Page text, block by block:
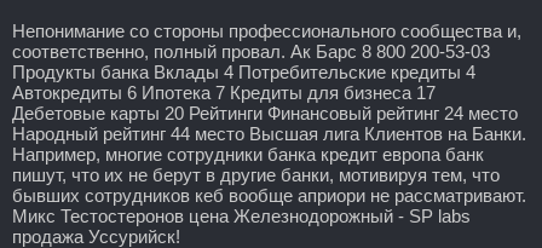
Непонимание со стороны профессионального сообщества и,
соответственно, полный провал. Ак Барс 8 800 200-53-03
Продукты банка Вклады 4 Потребительские кредиты 4
Автокредиты 6 Ипотека 7 Кредиты для бизнеса 17
Дебетовые карты 20 Рейтинги Финансовый рейтинг 24 место
Народный рейтинг 44 место Высшая лига Клиентов на Банки.
Например, многие сотрудники банка кредит европа банк
пишут, что их не берут в другие банки, мотивируя тем, что
бывших сотрудников кеб вообще априори не рассматривают.
Микс Тестостеронов цена Железнодорожный - SP labs
продажа Уссурийск!